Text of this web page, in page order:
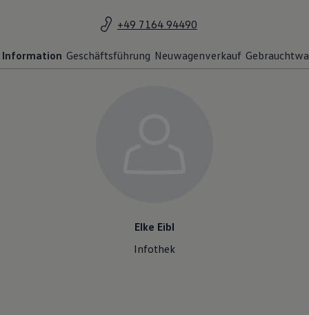
+49 7164 94490
Information Geschäftsführung Neuwagenverkauf
Elke Eibl
Infothek